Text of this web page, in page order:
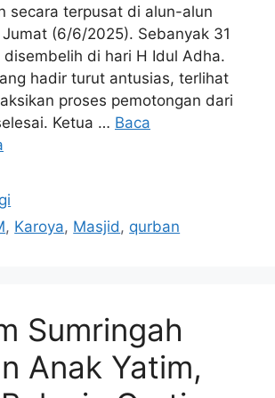
secara terpusat di alun-alun
Jumat (6/6/2025). Sebanyak 31
disembelih di hari H Idul Adha.
hadir turut antusias, terlihat
proses pemotongan dari
Ketua … Baca
, Karoya, Masjid, qurban
Sumringah
Anak Yatim,